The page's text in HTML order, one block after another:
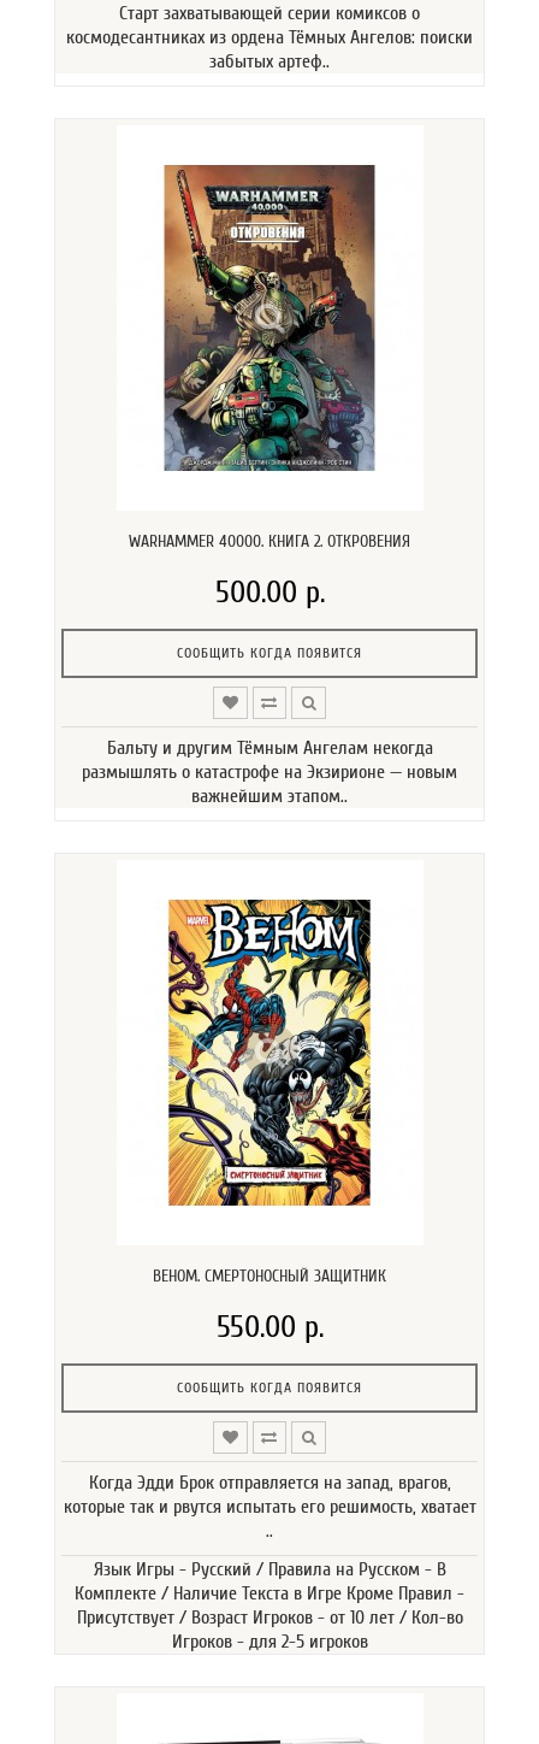
Старт захватывающей серии комиксов о
космодесантниках из ордена Тёмных Ангелов: поиски
забытых артеф..
WARHAMMER 40000. КНИГА 2. ОТКРОВЕНИЯ
500.00 р.
СООБЩИТЬ КОГДА ПОЯВИТСЯ
Бальту и другим Тёмным Ангелам некогда
размышлять о катастрофе на Экзирионе — новым
важнейшим этапом..
ВЕНОМ. СМЕРТОНОСНЫЙ ЗАЩИТНИК
550.00 р.
СООБЩИТЬ КОГДА ПОЯВИТСЯ
Когда Эдди Брок отправляется на запад, врагов,
которые так и рвутся испытать его решимость, хватает
..
Язык Игры - Русский / Правила на Русском - В
Комплекте / Наличие Текста в Игре Кроме Правил -
Присутствует / Возраст Игроков - от 10 лет / Кол-во
Игроков - для 2-5 игроков